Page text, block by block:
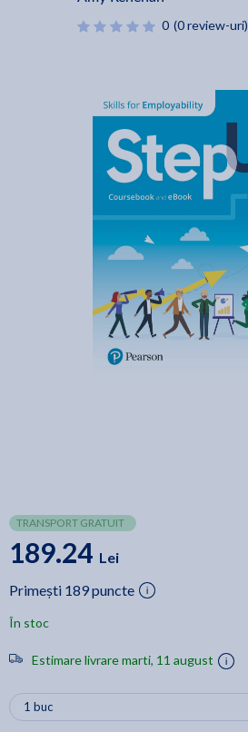
0 (0 review-uri)
TRANSPORT GRATUIT
189.24 Lei
Primești 189 puncte
În stoc
Estimare livrare marti, 11 august